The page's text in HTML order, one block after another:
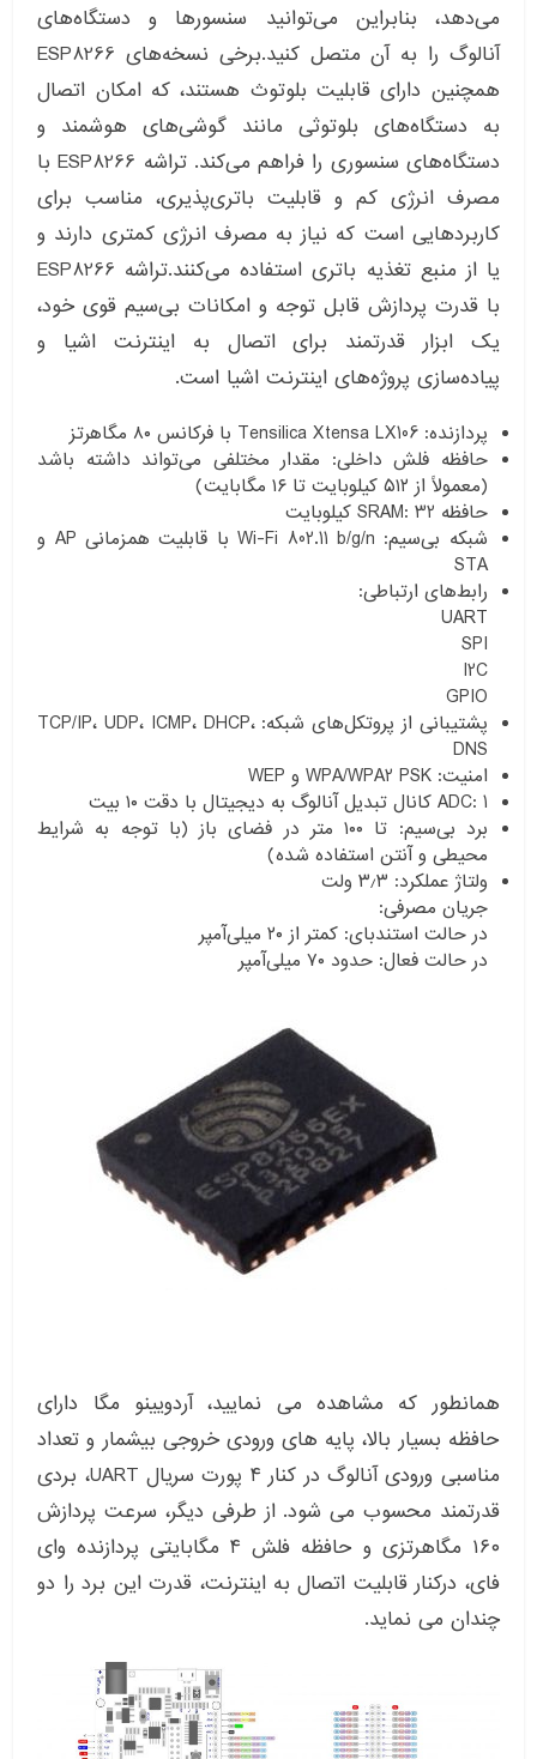
می‌دهد، بنابراین می‌توانید سنسورها و دستگاه‌های
آنالوگ را به آن متصل کنید.برخی نسخه‌های ESP8266
همچنین دارای قابلیت بلوتوث هستند، که امکان اتصال
به دستگاه‌های بلوتوثی مانند گوشی‌های هوشمند و
دستگاه‌های سنسوری را فراهم می‌کند. تراشه ESP8266 با
مصرف انرژی کم و قابلیت باتری‌پذیری، مناسب برای
کاربردهایی است که نیاز به مصرف انرژی کمتری دارند و
یا از منبع تغذیه باتری استفاده می‌کنند.تراشه ESP8266
با قدرت پردازش قابل توجه و امکانات بی‌سیم قوی خود،
یک ابزار قدرتمند برای اتصال به اینترنت اشیا و
پیاده‌سازی پروژه‌های اینترنت اشیا است.
پردازنده: Tensilica Xtensa LX106 با فرکانس ۸۰ مگاهرتز
حافظه فلش داخلی: مقدار مختلفی می‌تواند داشته باشد
(معمولاً از ۵۱۲ کیلوبایت تا ۱۶ مگابایت)
حافظه SRAM: 32 کیلوبایت
شبکه بی‌سیم: Wi-Fi 802.11 b/g/n با قابلیت همزمانی AP و
STA
رابط‌های ارتباطی:
UART
SPI
I2C
GPIO
پشتیبانی از پروتکل‌های شبکه: TCP/IP، UDP، ICMP، DHCP،
DNS
امنیت: WPA/WPA2 PSK و WEP
ADC: 1 کانال تبدیل آنالوگ به دیجیتال با دقت ۱۰ بیت
برد بی‌سیم: تا ۱۰۰ متر در فضای باز (با توجه به شرایط
محیطی و آنتن استفاده شده)
ولتاژ عملکرد: ۳٫۳ ولت
جریان مصرفی:
در حالت استندبای: کمتر از ۲۰ میلی‌آمپر
در حالت فعال: حدود ۷۰ میلی‌آمپر
همانطور که مشاهده می نمایید، آردویینو مگا دارای
حافظه بسیار بالا، پایه های ورودی خروجی بیشمار و تعداد
مناسبی ورودی آنالوگ در کنار ۴ پورت سریال UART، بردی
قدرتمند محسوب می شود. از طرفی دیگر، سرعت پردازش
۱۶۰ مگاهرتزی و حافظه فلش ۴ مگابایتی پردازنده وای
فای، درکنار قابلیت اتصال به اینترنت، قدرت این برد را دو
چندان می نماید.